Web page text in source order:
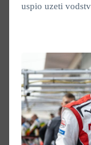
uspio uzeti